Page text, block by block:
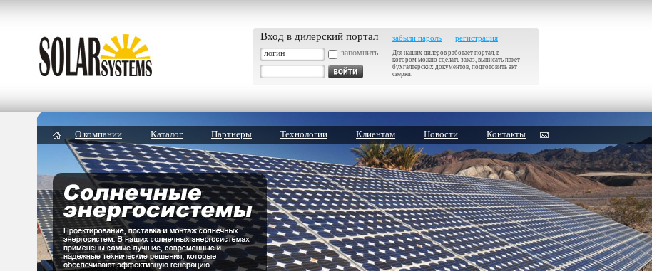
Вход в дилерский портал
запомнить
забыли пароль регистрация
Для наших дилеров работает портал, в
котором можно сделать заказ, выписать пакет
бухгалтерских документов, подготовить акт
сверки.
О компании Каталог Партнеры Технологии Клиентам Новости Контакты